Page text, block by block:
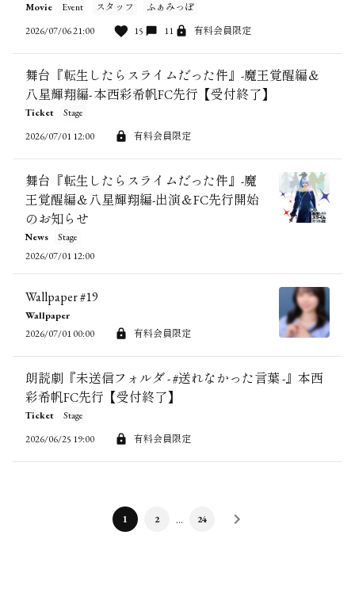
Movie Event スタッフ
ふぁみっぽ
2026/07/06 21:00
15 11 有料会員限定
舞台『転生したらスライムだった件』-魔王覚醒編＆
八星輝翔編- 本西彩希帆FC先行【受付終了】
Ticket
Stage
2026/07/01 12:00
有料会員限定
舞台『転生したらスライムだった件』-魔
王覚醒編＆八星輝翔編-出演＆FC先行開始
のお知らせ
News
Stage
2026/07/01 12:00
Wallpaper #19
Wallpaper
2026/07/01 00:00
有料会員限定
朗読劇『未送信フォルダ - #送れなかった言葉 -』本西
彩希帆FC先行【受付終了】
Ticket
Stage
2026/06/25 19:00
有料会員限定
1 2 … 24